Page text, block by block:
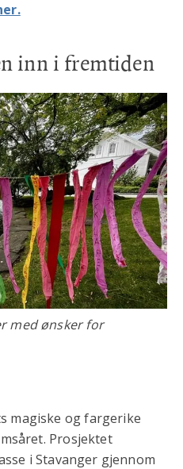
inn i fremtiden
med ønsker for
magiske og fargerike
Prosjektet
i Stavanger gjennom